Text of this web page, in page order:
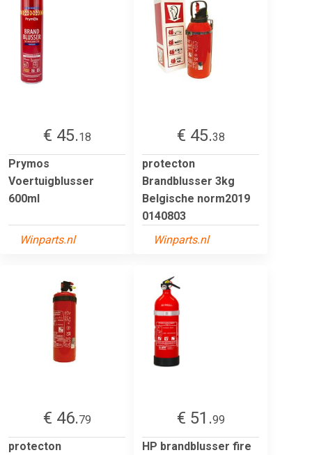
€ 45.18
Prymos
Voertuigblusser
600ml
Winparts.nl
€ 45.38
protecton
Brandblusser 3kg
Belgische norm2019
0140803
Winparts.nl
€ 46.79
protecton
€ 51.99
HP brandblusser fire